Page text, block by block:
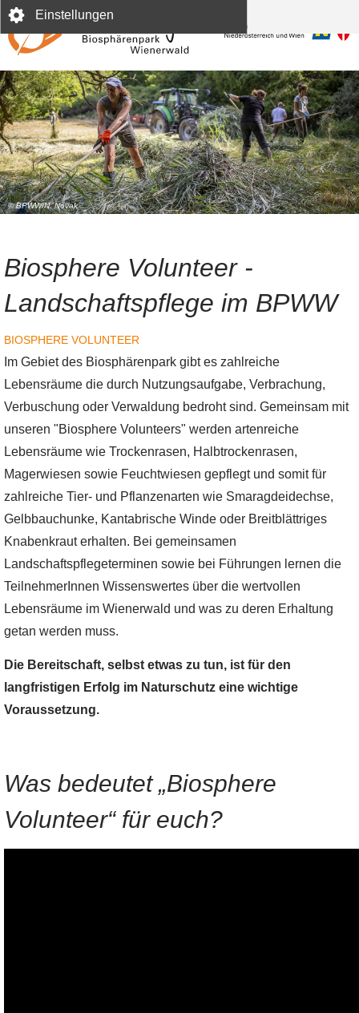
Direkt
zum
Inhalt
Einstellungen
© BPWW/N. Novak
Biosphere Volunteer -
Landschaftspflege im BPWW
BIOSPHERE VOLUNTEER
Im Gebiet des Biosphärenpark gibt es zahlreiche
Lebensräume die durch Nutzungsaufgabe, Verbrachung,
Verbuschung oder Verwaldung bedroht sind. Gemeinsam mit
unseren "Biosphere Volunteers" werden artenreiche
Lebensräume wie Trockenrasen, Halbtrockenrasen,
Magerwiesen sowie Feuchtwiesen gepflegt und somit für
zahlreiche Tier- und Pflanzenarten wie Smaragdeidechse,
Gelbbauchunke, Kantabrische Winde oder Breitblättriges
Knabenkraut erhalten. Bei gemeinsamen
Landschaftspflegeterminen sowie bei Führungen lernen die
TeilnehmerInnen Wissenswertes über die wertvollen
Lebensräume im Wienerwald und was zu deren Erhaltung
getan werden muss.
Die Bereitschaft, selbst etwas zu tun, ist für den
langfristigen Erfolg im Naturschutz eine wichtige
Voraussetzung.
Was bedeutet „Biosphere
Volunteer“ für euch?